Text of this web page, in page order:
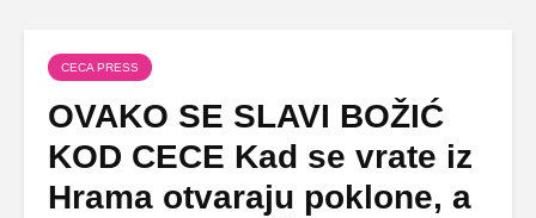
CECA PRESS
OVAKO SE SLAVI BOŽIĆ
KOD CECE Kad se vrate iz
Hrama otvaraju poklone, a